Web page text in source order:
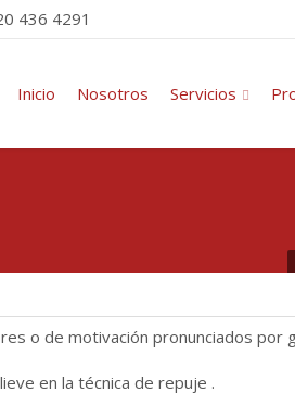
436 4291
Inicio Nosotros Servicios
o de motivación pronunciados por
en la técnica de repuje .